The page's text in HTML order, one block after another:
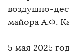
воздушно-
майора А.Ф.
5 мая 2025